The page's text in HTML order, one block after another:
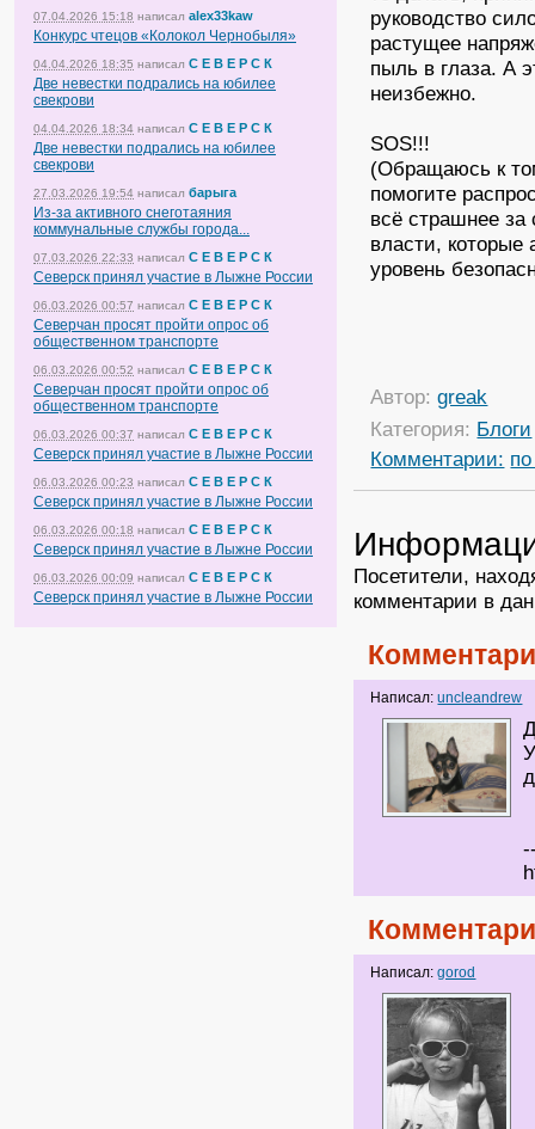
07.04.2026 15:18 написал alex33kaw
Конкурс чтецов «Колокол Чернобыля»
04.04.2026 18:35 написал С Е В Е Р С К
Две невестки подрались на юбилее
свекрови
04.04.2026 18:34 написал С Е В Е Р С К
Две невестки подрались на юбилее
свекрови
27.03.2026 19:54 написал барыга
Из-за активного снеготаяния
коммунальные службы города...
07.03.2026 22:33 написал С Е В Е Р С К
Северск принял участие в Лыжне России
06.03.2026 00:57 написал С Е В Е Р С К
Северчан просят пройти опрос об
общественном транспорте
06.03.2026 00:52 написал С Е В Е Р С К
Северчан просят пройти опрос об
общественном транспорте
06.03.2026 00:37 написал С Е В Е Р С К
Северск принял участие в Лыжне России
06.03.2026 00:23 написал С Е В Е Р С К
Северск принял участие в Лыжне России
06.03.2026 00:18 написал С Е В Е Р С К
Северск принял участие в Лыжне России
06.03.2026 00:09 написал С Е В Е Р С К
Северск принял участие в Лыжне России
руководство
растущее
пыль в глаза. А
неизбежно.
SOS!!!
(Обращаюсь к
помогите
всё страшнее
власти, которые
уровень
Автор:greak
Категория: Блоги
Комментарии:
Посетители,
комментарии в
Написал:uncleandrew
Написал:gorod